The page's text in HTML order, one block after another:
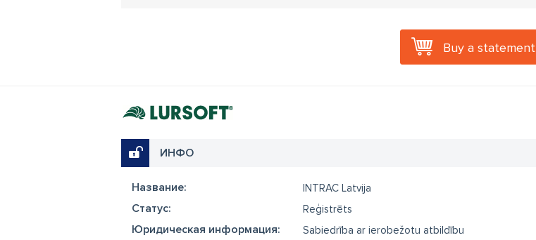
Buy a statement
ИНФО
Название: INTRAC Latvija
Cтатус: Reģistrēts
Юридическая информация: Sabiedrība ar ierobežotu atbildību